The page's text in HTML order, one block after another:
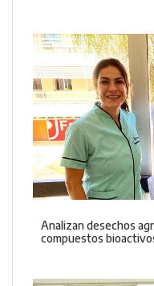
Analizan desechos
compuestos